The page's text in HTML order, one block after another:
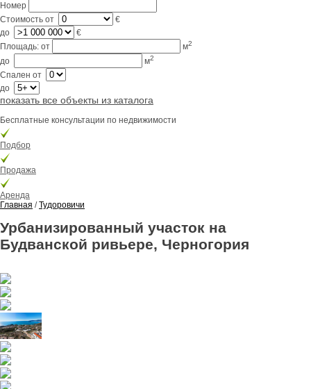
Контакты
Номер
Стоимость от
€
до
€
Площадь: от м2
до м2
Спален от
до
показать все объекты из каталога
Бесплатные консультации по недвижимости
Подбор
Продажа
Аренда
Главная /Тудоровичи
Урбанизированный участок на
Будванской ривьере, Черногория